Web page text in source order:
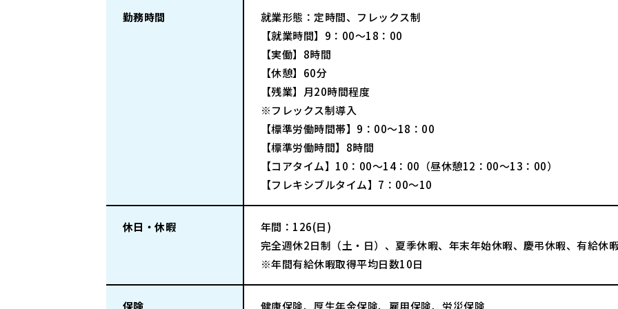
勤務時間
就業形態：定時間、フレックス制
【就業時間】9：00～18：00
【実働】8時間
【休憩】60分
【残業】月20時間程度
※フレックス制導入
【標準労働時間帯】9：00～18：00
【標準労働時間】8時間
【コアタイム】10：00～14：00（昼休憩12：00～13：00）
【フレキシブルタイム】7：00～10
休日・休暇
年間：126(日)
完全週休2日制（土・日）、夏季休暇、年末年始休暇、慶弔休暇、有給休
※年間有給休暇取得平均日数10日
保険 健康保険、厚生年金保険、雇用保険、労災保険